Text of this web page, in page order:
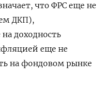
что ФРС еще не
ДКП),
доходность
еще не
на фондовом рынке